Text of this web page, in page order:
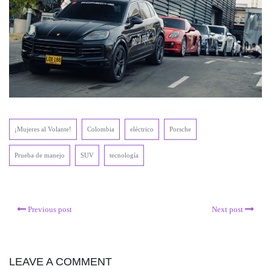
¡Mujeres al Volante! Colombia eléctrico Porsche
Prueba de manejo SUV tecnología
Previous post Next post
LEAVE A COMMENT